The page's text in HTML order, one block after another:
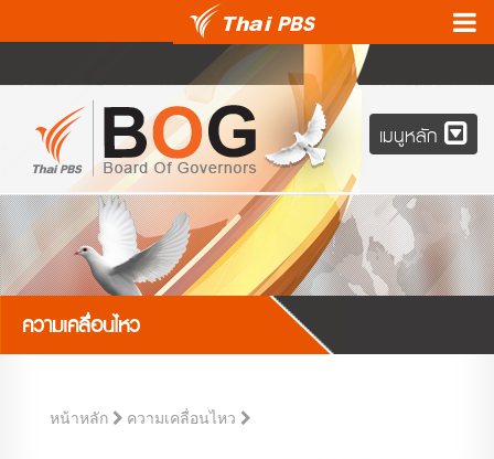
เมนูหลัก
ความเคลื่อนไหว
หน้าหลัก ความเคลื่อนไหว